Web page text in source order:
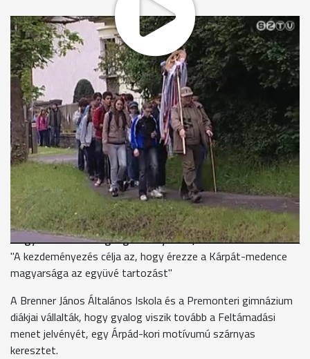
A bői egyházközség tagjai hozták péntek reggel
Szombathelyre a feltámadási zarándokkeresztet.
Hajós Attila - polgármester, Bő
"Ivánból Hozták Bőbe, 1 éjszaka ott tartózkodott a kereszt,
úgy hoztuk Szombathelyre, és nagyon örülünk, hogy részt
vehetünk ebben a közös együttgondolkodással járó
zarándokútban."
A 3000 kilométeres nemzeti zarándoklatot 7. éve szervezik
meg, a kettős állampolgárságról szóló népszavazás kudarca
után. Zamárdiból és Tihanyból húsvétkor 2 irányba indult a
menet a Kárpát-medence településein át.
Nagylaki András - igazgatóhelyettes, Brenner-iskola
"A kezdeményezés célja az, hogy érezze a Kárpát-medence
magyarsága az együvé tartozást"
A Brenner János Általános Iskola és a Premonteri gimnázium
diákjai vállalták, hogy gyalog viszik tovább a Feltámadási
menet jelvényét, egy Árpád-kori motívumú szárnyas
keresztet.